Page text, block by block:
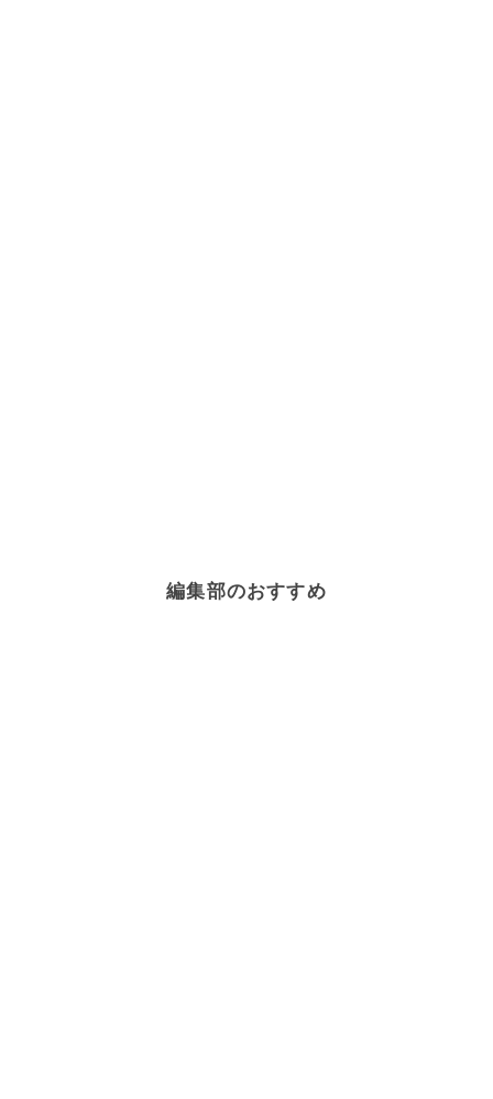
編集部のおすすめ